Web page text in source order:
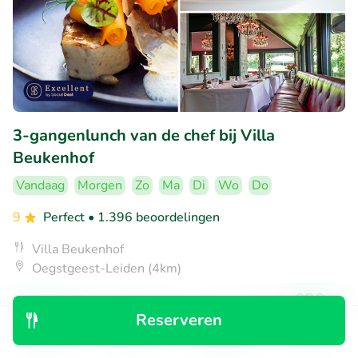
Reserveren
3-gangenlunch van de chef bij Villa
Beukenhof
Vandaag Morgen Zo Ma Di Wo
Do
9
Perfect • 1.396 beoordelingen
Villa Beukenhof
Oegstgeest-Leiden (4km)
Verkocht: 57
€49 €29 ,50